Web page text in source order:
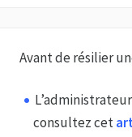
Avant de résilier
consultez cet